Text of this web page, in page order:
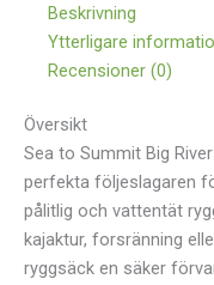
Beskrivning
Ytterligare
Recensioner (0)
Översikt
Sea to Summit Big
perfekta följeslagaren
pålitlig och vattentät
kajaktur, forsränning
ryggsäck en säker